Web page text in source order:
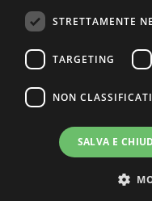
STRETTAMENTE
TARGETING
NON CLASSIFICATI
SALVA E